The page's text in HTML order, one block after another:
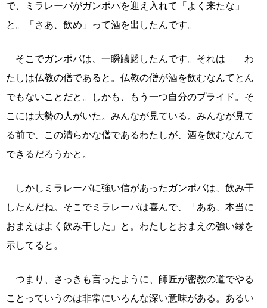
で、ミラレーパがガンポパを迎え入れて「よく来たな」
と。「さあ、飲め」って酒を出したんです。
そこでガンポパは、一瞬躊躇したんです。それは――わ
たしは仏教の僧であると。仏教の僧が酒を飲むなんてとん
でもないことだと。しかも、もう一つ自分のプライド。そ
こには大勢の人がいた。みんなが見ている。みんなが見て
る前で、この清らかな僧であるわたしが、酒を飲むなんて
できるだろうかと。
しかしミラレーパに強い信があったガンポパは、飲み干
したんだね。そこでミラレーパは喜んで、「ああ、本当に
おまえはよく飲み干した」と。わたしとおまえの強い縁を
示してると。
つまり、さっきも言ったように、師匠が密教の道でやる
ことっていうのは非常にいろんな深い意味がある。あるい